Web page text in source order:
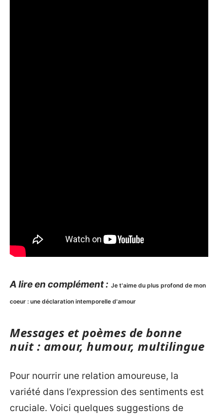
A lire en complément : Je t'aime du plus profond de mon
coeur : une déclaration intemporelle d'amour
Messages et poèmes de bonne
nuit : amour, humour, multilingue
Pour nourrir une relation amoureuse, la
variété dans l’expression des sentiments est
cruciale. Voici quelques suggestions de